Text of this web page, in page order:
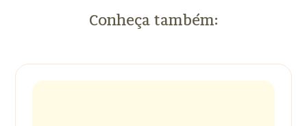
Conheça também: